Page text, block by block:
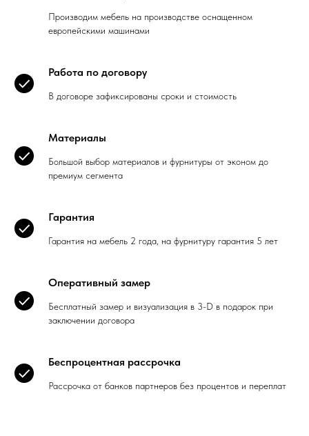
Производим мебель на производстве оснащенном
европейскими машинами
Работа по договору
В договоре зафиксированы сроки и стоимость
Материалы
Большой выбор материалов и фурнитуры от эконом до
премиум сегмента
Гарантия
Гарантия на мебель 2 года, на фурнитуру гарантия 5 лет
Оперативный замер
Бесплатный замер и визуализация в 3-D в подарок при
заключении договора
Беспроцентная рассрочка
Рассрочка от банков партнеров без процентов и переплат